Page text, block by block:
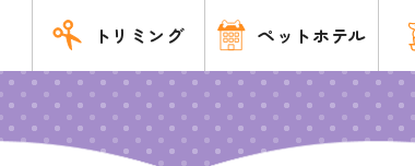
トリミング ペットホテル